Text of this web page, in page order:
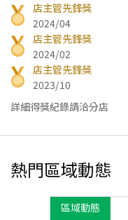
店主管先鋒獎
2024/04
店主管先鋒獎
2024/02
店主管先鋒獎
2023/10
詳細得獎紀錄請洽分店
熱門區域動態
區域動態